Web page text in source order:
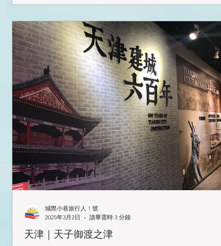
天津｜天子御渡之津
城際小巷旅行人 1 號
2025年3月2日
讀畢需時 3 分鐘